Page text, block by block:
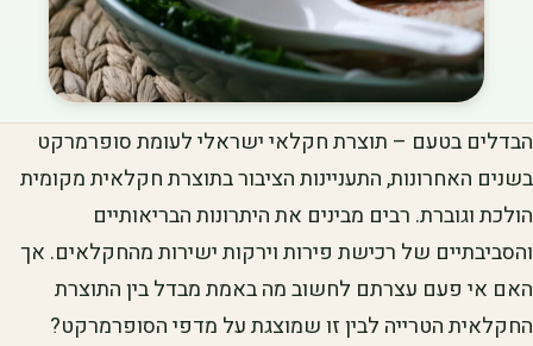
הבדלים בטעם – תוצרת חקלאי ישראלי לעומת סופרמרקט
בשנים האחרונות, התעניינות הציבור בתוצרת חקלאית מקומית
הולכת וגוברת. רבים מבינים את היתרונות הבריאותיים
והסביבתיים של רכישת פירות וירקות ישירות מהחקלאים. אך
האם אי פעם עצרתם לחשוב מה באמת מבדל בין התוצרת
החקלאית הטרייה לבין זו שמוצגת על מדפי הסופרמרקט?